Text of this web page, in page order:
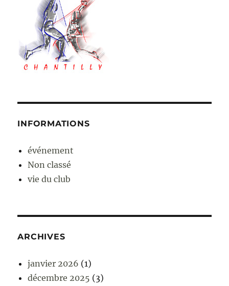
INFORMATIONS
événement
Non classé
vie du club
ARCHIVES
janvier 2026 (1)
décembre 2025 (3)